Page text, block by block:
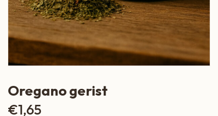
Oregano gerist
€1,65